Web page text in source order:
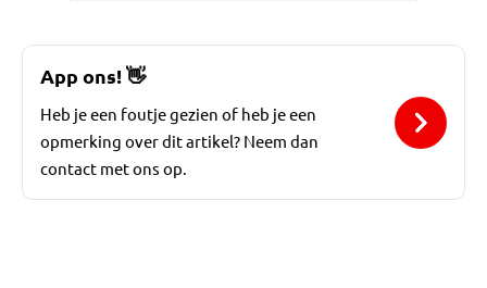
App ons!👋
Heb je een foutje gezien of heb je een
opmerking over dit artikel? Neem dan
contact met ons op.